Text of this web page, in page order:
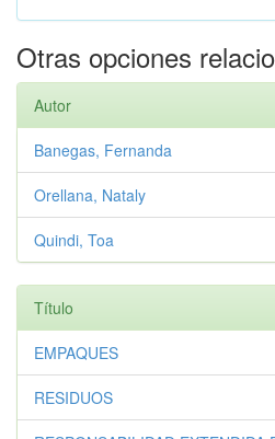
Otras opciones
Autor
Banegas, Fernanda
Orellana, Nataly
Quindi, Toa
Título
EMPAQUES
RESIDUOS